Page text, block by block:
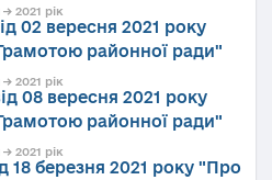
2021 рік
02 вересня 2021 року
районної ради"
2021 рік
08 вересня 2021 року
районної ради"
2021 рік
18 березня 2021 року "Про